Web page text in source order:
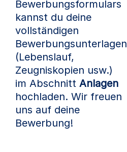
Bewerbungsformulars
kannst du deine
vollständigen
Bewerbungsunterlagen
(Lebenslauf,
Zeugniskopien usw.)
im Abschnitt Anlagen
hochladen. Wir freuen
uns auf deine
Bewerbung!